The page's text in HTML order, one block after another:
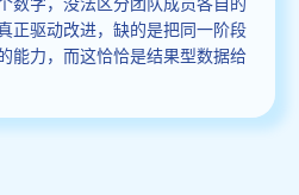
正驱动改进，缺的是把同一阶段
能力，而这恰恰是结果型数据给